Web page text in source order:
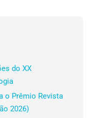
do XX
o Prêmio Revista
2026)